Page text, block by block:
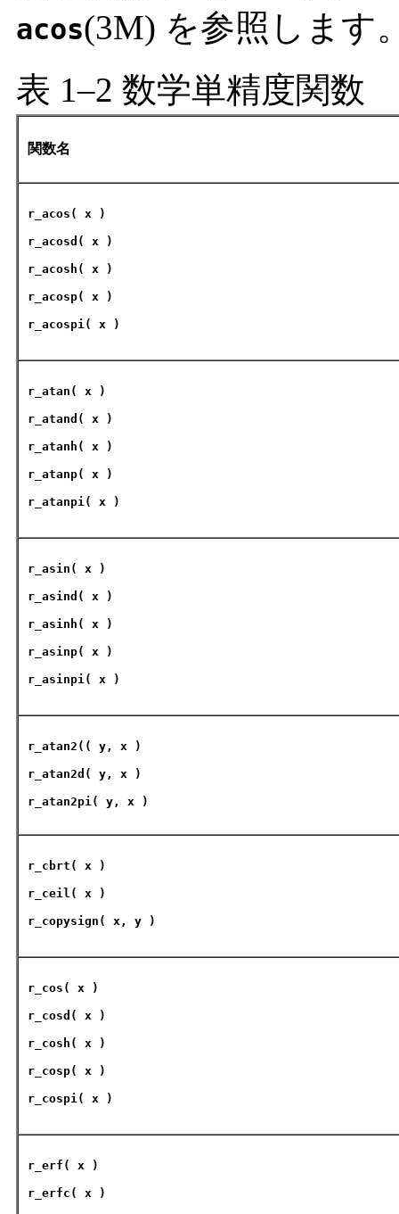
acos(3M) を参照します
表 1–2 数学単精度関数
関数名
r_acos ( x )
r_acosd ( x )
r_acosh ( x )
r_acosp( x )
r_acospi ( x )
r_atan ( x )
r_atand ( x )
r_atanh ( x )
r_atanp( x )
r_atanpi ( x )
r_asin ( x )
r_asind ( x )
r_asinh ( x )
r_asinp( x )
r_asinpi ( x )
r_atan2 (( y, x )
r_atan2d ( y, x )
r_atan2pi ( y, x )
r_cbrt ( x )
r_ceil ( x )
r_copysign ( x, y )
r_cos ( x )
r_cosd ( x )
r_cosh ( x )
r_cosp( x )
r_cospi ( x )
r_erf ( x )
r_erfc ( x )